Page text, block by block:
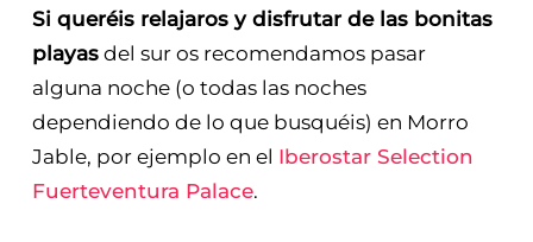
Si queréis relajaros y disfrutar de las bonitas
playasdel sur os recomendamos pasar
alguna noche (o todas las noches
dependiendo de lo que busquéis) en Morro
Jable, por ejemplo en el Iberostar Selection
Fuerteventura Palace.